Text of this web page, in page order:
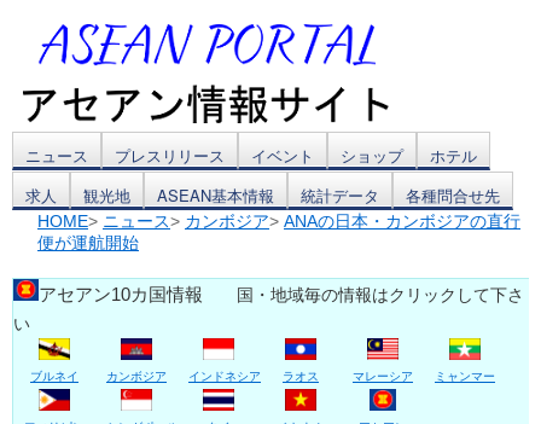
コ
ン
テ
ン
ツ
へ
ニュース プレスリリース イベント ショップ
ホテル
求人
観光地 ASEAN基本情報 統計データ 各種問合せ先
HOME> ニュース> カンボジア> ANAの日本・カンボジアの直行
便が運航開始
アセアン10カ国情報 国・地域毎の情報はクリックして下さ
い
ブルネイ カンボジア インドネシア ラオス マレーシア ミャンマー